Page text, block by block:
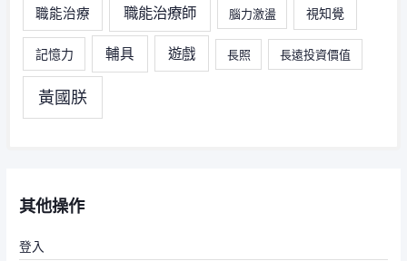
職能治療 職能治療師 腦力激盪 視知覺
記憶力 輔具 遊戲 長照 長遠投資價值
黃國朕
其他操作
登入